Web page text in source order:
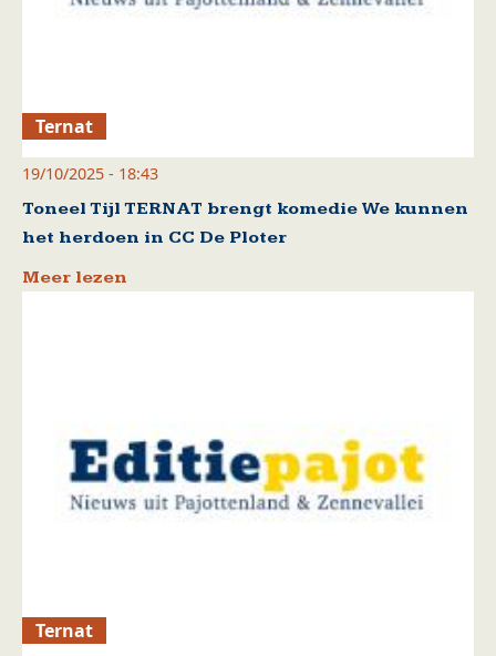
Ternat
19/10/2025 - 18:43
Toneel Tijl TERNAT brengt komedie We kunnen
het herdoen in CC De Ploter
Meer lezen
Ternat